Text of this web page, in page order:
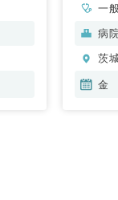
一
科
病
茨
金